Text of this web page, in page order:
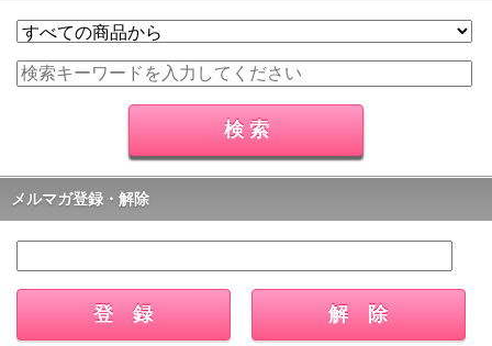
メルマガ登録・解除